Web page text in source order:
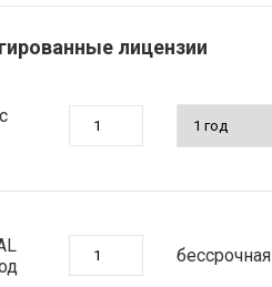
лицензии
бессрочная